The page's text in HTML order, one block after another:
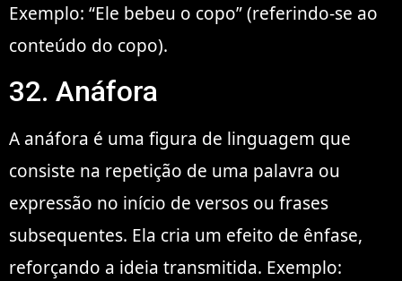
Exemplo: “Ele bebeu o copo” (referindo-se ao
conteúdo do copo).
32. Anáfora
A anáfora é uma figura de linguagem que
consiste na repetição de uma palavra ou
expressão no início de versos ou frases
subsequentes. Ela cria um efeito de ênfase,
reforçando a ideia transmitida. Exemplo: